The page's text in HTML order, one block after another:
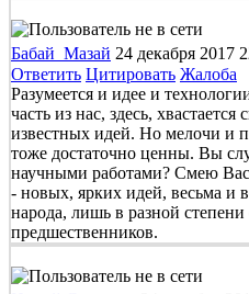
Бабай_Мазай 24 декабря 2017
Ответить Цитировать Жалоба
Разумеется и идее и
часть из нас, здесь,
известных идей. Но мелочи и
тоже достаточно ценны. Вы
научными работами? Смею Вас
- новых, ярких идей, весьма и
народа, лишь в разной
предшественников.